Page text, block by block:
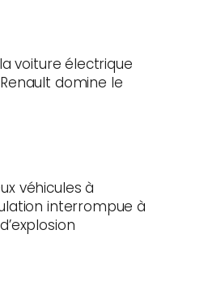
voiture électrique
domine le
véhicules à
interrompue à